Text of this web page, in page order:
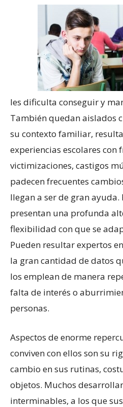
les dificulta conseguir y
También quedan aislados
su contexto familiar,
experiencias escolares con
victimizaciones, castigos
padecen frecuentes
llegan a ser de gran ayuda.
presentan una profunda
flexibilidad con que se
Pueden resultar expertos
la gran cantidad de datos
los emplean de manera
falta de interés o
personas.
Aspectos de enorme
conviven con ellos son su
cambio en sus rutinas,
objetos. Muchos
interminables, a los que